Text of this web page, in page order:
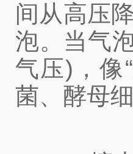
间从高压
泡。当气
气压)，像
菌、酵母